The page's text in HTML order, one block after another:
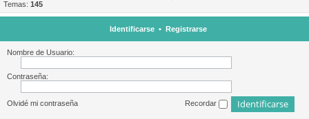
Temas: 145
Identificarse• Registrarse
Nombre de Usuario:
Contraseña:
Olvidé mi contraseña Recordar